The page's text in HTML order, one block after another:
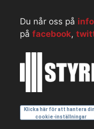
Du når oss på
på facebook,
Klicka här för att hantera
cookie-inställningar